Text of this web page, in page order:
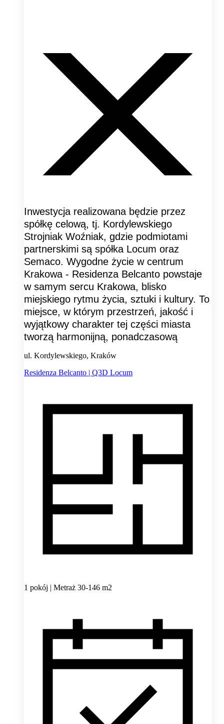
Inwestycja realizowana będzie przez
spółkę celową, tj. Kordylewskiego
Strojniak Woźniak, gdzie podmiotami
partnerskimi są spółka Locum oraz
Semaco. Wygodne życie w centrum
Krakowa - Residenza Belcanto powstaje
w samym sercu Krakowa, blisko
miejskiego rytmu życia, sztuki i kultury. To
miejsce, w którym przestrzeń, jakość i
wyjątkowy charakter tej części miasta
tworzą harmonijną, ponadczasową
ul. Kordylewskiego, Kraków
Residenza Belcanto | Q3D Locum
1 pokój | Metraż 30-146 m2